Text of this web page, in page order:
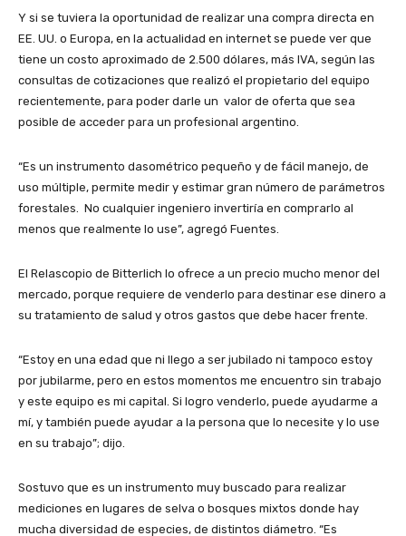
Y si se tuviera la oportunidad de realizar una compra directa en
EE. UU. o Europa, en la actualidad en internet se puede ver que
tiene un costo aproximado de 2.500 dólares, más IVA, según las
consultas de cotizaciones que realizó el propietario del equipo
recientemente, para poder darle un valor de oferta que sea
posible de acceder para un profesional argentino.
“Es un instrumento dasométrico pequeño y de fácil manejo, de
uso múltiple, permite medir y estimar gran número de parámetros
forestales. No cualquier ingeniero invertiría en comprarlo al
menos que realmente lo use”, agregó Fuentes.
El Relascopio de Bitterlich lo ofrece a un precio mucho menor del
mercado, porque requiere de venderlo para destinar ese dinero a
su tratamiento de salud y otros gastos que debe hacer frente.
“Estoy en una edad que ni llego a ser jubilado ni tampoco estoy
por jubilarme, pero en estos momentos me encuentro sin trabajo
y este equipo es mi capital. Si logro venderlo, puede ayudarme a
mí, y también puede ayudar a la persona que lo necesite y lo use
en su trabajo”; dijo.
Sostuvo que es un instrumento muy buscado para realizar
mediciones en lugares de selva o bosques mixtos donde hay
mucha diversidad de especies, de distintos diámetro. “Es